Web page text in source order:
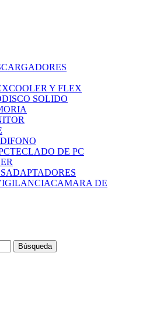
CARGADORES
COOLER Y FLEX
DISCO SOLIDO
TECLADO DE PC
ADAPTADORES
CAMARA DE
Búsqueda